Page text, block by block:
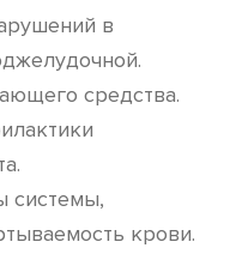
в
средства.
системы,
крови.